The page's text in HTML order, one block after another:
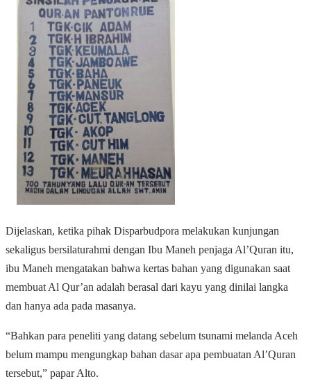
Dijelaskan, ketika pihak Disparbudpora melakukan kunjungan
sekaligus bersilaturahmi dengan Ibu Maneh penjaga Al’Quran itu,
ibu Maneh mengatakan bahwa kertas bahan yang digunakan saat
membuat Al Qur’an adalah berasal dari kayu yang dinilai langka
dan hanya ada pada masanya.
“Bahkan para peneliti yang datang sebelum tsunami melanda Aceh
belum mampu mengungkap bahan dasar apa pembuatan Al’Quran
tersebut,” papar Alto.